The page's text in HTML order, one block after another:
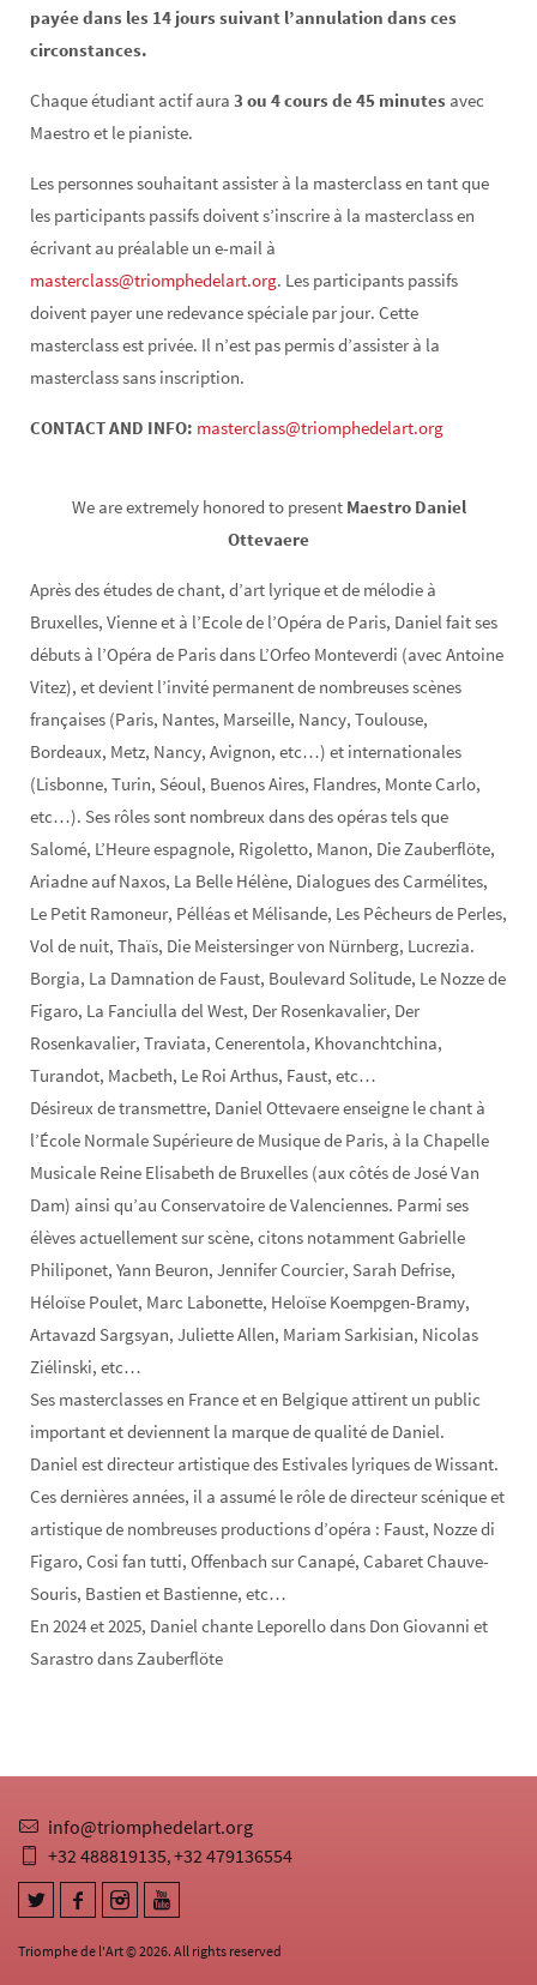
payée dans les 14 jours suivant l’annulation dans ces
circonstances.
Chaque étudiant actif aura 3 ou 4 cours de 45 minutes avec
Maestro et le pianiste.
Les personnes souhaitant assister à la masterclass en tant que
les participants passifs doivent s’inscrire à la masterclass en
écrivant au préalable un e-mail à
masterclass@triomphedelart.org. Les participants passifs
doivent payer une redevance spéciale par jour. Cette
masterclass est privée. Il n’est pas permis d’assister à la
masterclass sans inscription.
CONTACT AND INFO: masterclass@triomphedelart.org
We are extremely honored to present Maestro Daniel
Ottevaere
Après des études de chant, d’art lyrique et de mélodie à
Bruxelles, Vienne et à l’Ecole de l’Opéra de Paris, Daniel fait ses
débuts à l’Opéra de Paris dans L’Orfeo Monteverdi (avec Antoine
Vitez), et devient l’invité permanent de nombreuses scènes
françaises (Paris, Nantes, Marseille, Nancy, Toulouse,
Bordeaux, Metz, Nancy, Avignon, etc…) et internationales
(Lisbonne, Turin, Séoul, Buenos Aires, Flandres, Monte Carlo,
etc…). Ses rôles sont nombreux dans des opéras tels que
Salomé, L’Heure espagnole, Rigoletto, Manon, Die Zauberflöte,
Ariadne auf Naxos, La Belle Hélène, Dialogues des Carmélites,
Le Petit Ramoneur, Pélléas et Mélisande, Les Pêcheurs de Perles,
Vol de nuit, Thaïs, Die Meistersinger von Nürnberg, Lucrezia.
Borgia, La Damnation de Faust, Boulevard Solitude, Le Nozze de
Figaro, La Fanciulla del West, Der Rosenkavalier, Der
Rosenkavalier, Traviata, Cenerentola, Khovanchtchina,
Turandot, Macbeth, Le Roi Arthus, Faust, etc…
Désireux de transmettre, Daniel Ottevaere enseigne le chant à
l’École Normale Supérieure de Musique de Paris, à la Chapelle
Musicale Reine Elisabeth de Bruxelles (aux côtés de José Van
Dam) ainsi qu’au Conservatoire de Valenciennes. Parmi ses
élèves actuellement sur scène, citons notamment Gabrielle
Philiponet, Yann Beuron, Jennifer Courcier, Sarah Defrise,
Héloïse Poulet, Marc Labonette, Heloïse Koempgen-Bramy,
Artavazd Sargsyan, Juliette Allen, Mariam Sarkisian, Nicolas
Ziélinski, etc…
Ses masterclasses en France et en Belgique attirent un public
important et deviennent la marque de qualité de Daniel.
Daniel est directeur artistique des Estivales lyriques de Wissant.
Ces dernières années, il a assumé le rôle de directeur scénique et
artistique de nombreuses productions d’opéra : Faust, Nozze di
Figaro, Cosi fan tutti, Offenbach sur Canapé, Cabaret Chauve-
Souris, Bastien et Bastienne, etc…
En 2024 et 2025, Daniel chante Leporello dans Don Giovanni et
Sarastro dans Zauberflöte
Triomphe de l'Art © 2026. All rights reserved
info@triomphedelart.org
+32 488819135,+32 479136554